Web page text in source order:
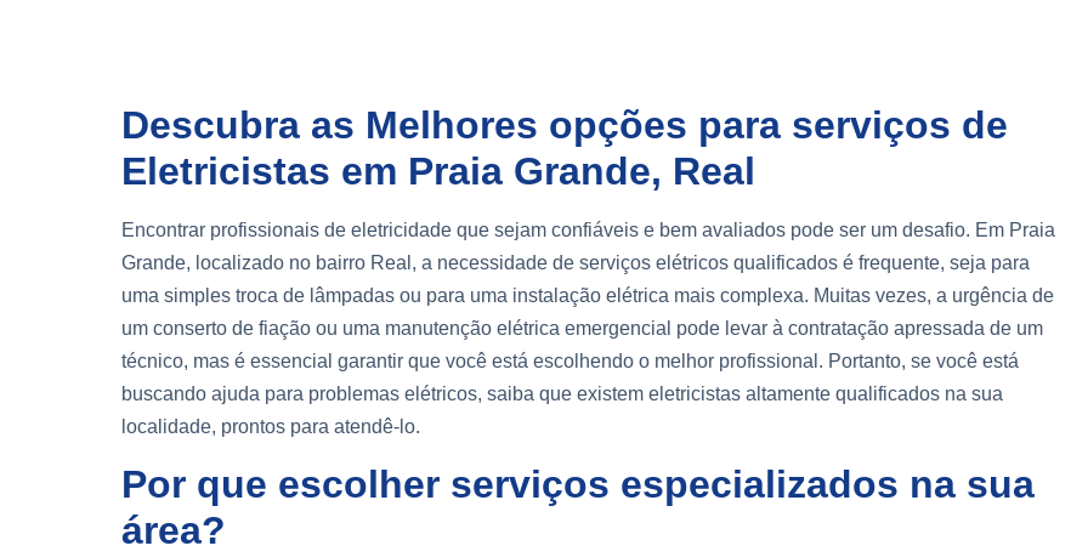
Descubra as Melhores opções para serviços de
Eletricistas em Praia Grande, Real
Encontrar profissionais de eletricidade que sejam confiáveis e bem avaliados pode ser um desafio. Em Praia
Grande, localizado no bairro Real, a necessidade de serviços elétricos qualificados é frequente, seja para
uma simples troca de lâmpadas ou para uma instalação elétrica mais complexa. Muitas vezes, a urgência de
um conserto de fiação ou uma manutenção elétrica emergencial pode levar à contratação apressada de um
técnico, mas é essencial garantir que você está escolhendo o melhor profissional. Portanto, se você está
buscando ajuda para problemas elétricos, saiba que existem eletricistas altamente qualificados na sua
localidade, prontos para atendê-lo.
Por que escolher serviços especializados na sua
área?